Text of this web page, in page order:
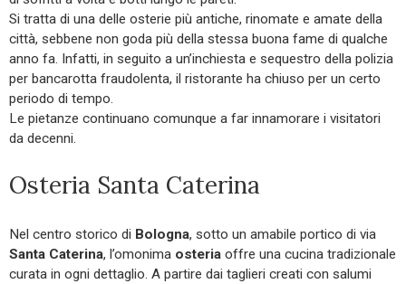
Si tratta di una delle osterie più antiche, rinomate e amate della
città, sebbene non goda più della stessa buona fame di qualche
anno fa. Infatti, in seguito a un’inchiesta e sequestro della polizia
per bancarotta fraudolenta, il ristorante ha chiuso per un certo
periodo di tempo.
Le pietanze continuano comunque a far innamorare i visitatori
da decenni.
Osteria Santa Caterina
Nel centro storico di Bologna, sotto un amabile portico di via
Santa Caterina, l’omonima osteria offre una cucina tradizionale
curata in ogni dettaglio. A partire dai taglieri creati con salumi